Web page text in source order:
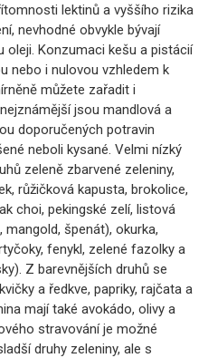
lektinů a vyššího rizika
nevhodné obvykle bývají
oleji. Konzumaci kešu a pistácií
nebo i nulovou vzhledem k
můžete zařadit i
jsou mandlová a
doporučených potravin
neboli kysané. Velmi nízký
zeleně zbarvené zeleniny,
růžičková kapusta, brokolice,
choi, pekingské zelí, listová
mangold, špenát), okurka,
fenykl, zelené fazolky a
Z barevnějších druhů se
a ředkve, papriky, rajčata a
mají také avokádo, olivy a
stravování je možné
druhy zeleniny, ale s